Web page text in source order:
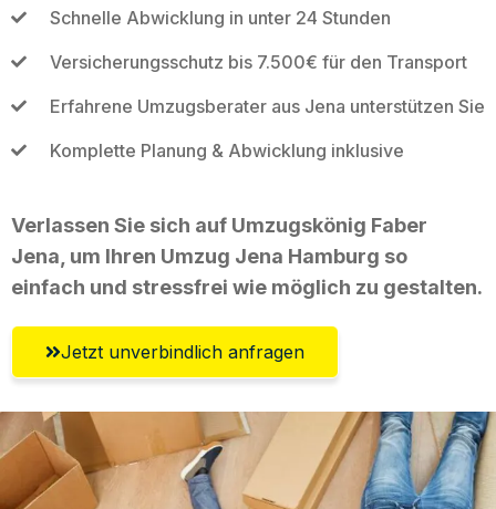
Schnelle Abwicklung in unter 24 Stunden
Versicherungsschutz bis 7.500€ für den Transport
Erfahrene Umzugsberater aus Jena unterstützen Sie
Komplette Planung & Abwicklung inklusive
Verlassen Sie sich auf Umzugskönig Faber
Jena, um Ihren Umzug Jena Hamburg so
einfach und stressfrei wie möglich zu gestalten.
Jetzt unverbindlich anfragen